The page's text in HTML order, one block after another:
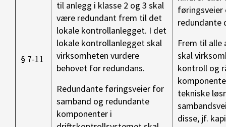
§ 7-11
til anlegg i klasse 2 og 3 skal
være redundant frem til det
lokale kontrollanlegget. I det
lokale kontrollanlegget skal
virksomheten vurdere
behovet for redundans.
Redundante føringsveier for
samband og redundante
komponenter i
føringsveier
redundante
Frem til alle
skal
kontroll og
tekniske
disse, jf.